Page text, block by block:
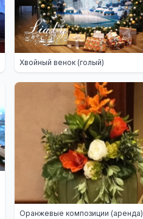
Хвойный венок (голый)
Оранжевые композиции (аренда)